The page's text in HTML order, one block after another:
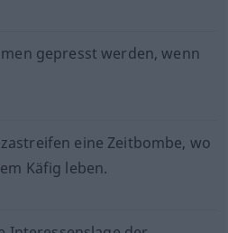
gepresst werden, wenn
eine Zeitbombe, wo
Käfig leben.